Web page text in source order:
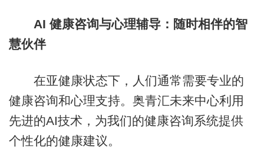
AI 健康咨询与心理辅导：随时相伴的智
慧伙伴
在亚健康状态下，人们通常需要专业的
健康咨询和心理支持。奥青汇未来中心利用
先进的AI技术，为我们的健康咨询系统提供
个性化的健康建议。